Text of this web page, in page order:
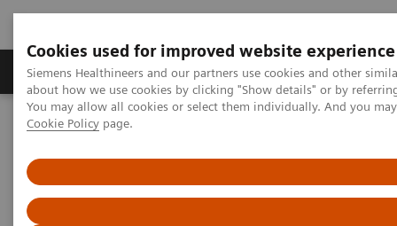
Cookies used for improved website experience
Siemens Healthineers and our partners use cookies and other
about how we use cookies by clicking "Show details" or by
You may allow all cookies or select them individually. And you
Cookie Policy page.
Zobrazovací technika Laboratorní diagnostika
Home Zobrazovací technika